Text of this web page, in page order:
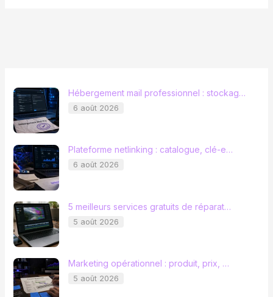
Hébergement mail professionnel : stockag…
6 août 2026
Plateforme netlinking : catalogue, clé-e…
6 août 2026
5 meilleurs services gratuits de réparat…
5 août 2026
Marketing opérationnel : produit, prix, …
5 août 2026